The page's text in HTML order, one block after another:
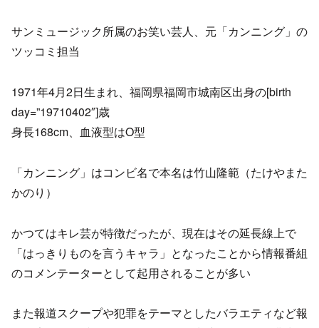
サンミュージック所属のお笑い芸人、元「カンニング」の
ツッコミ担当
1971年4月2日生まれ、福岡県福岡市城南区出身の[birth
day=”19710402″]歳
身長168cm、血液型はO型
「カンニング」はコンビ名で本名は竹山隆範（たけやまた
かのり）
かつてはキレ芸が特徴だったが、現在はその延長線上で
「はっきりものを言うキャラ」となったことから情報番組
のコメンテーターとして起用されることが多い
また報道スクープや犯罪をテーマとしたバラエティなど報